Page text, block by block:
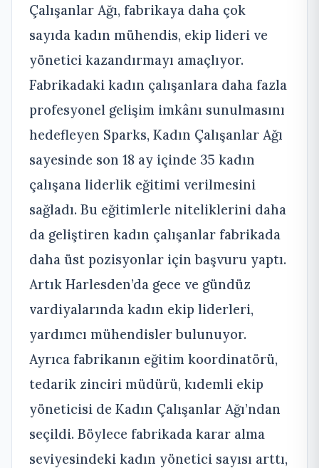
Çalışanlar Ağı, fabrikaya daha çok
sayıda kadın mühendis, ekip lideri ve
yönetici kazandırmayı amaçlıyor.
Fabrikadaki kadın çalışanlara daha fazla
profesyonel gelişim imkânı sunulmasını
hedefleyen Sparks, Kadın Çalışanlar Ağı
sayesinde son 18 ay içinde 35 kadın
çalışana liderlik eğitimi verilmesini
sağladı. Bu eğitimlerle niteliklerini daha
da geliştiren kadın çalışanlar fabrikada
daha üst pozisyonlar için başvuru yaptı.
Artık Harlesden’da gece ve gündüz
vardiyalarında kadın ekip liderleri,
yardımcı mühendisler bulunuyor.
Ayrıca fabrikanın eğitim koordinatörü,
tedarik zinciri müdürü, kıdemli ekip
yöneticisi de Kadın Çalışanlar Ağı’ndan
seçildi. Böylece fabrikada karar alma
seviyesindeki kadın yönetici sayısı arttı,